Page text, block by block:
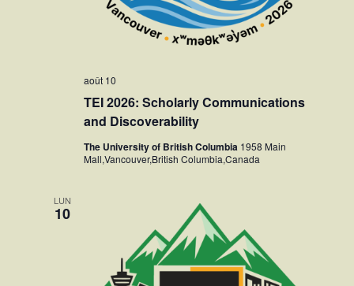
TEI 2026: Scholarly Communications
and Discoverability
août 10
The University of British Columbia 1958 Main
Mall,Vancouver,British Columbia,Canada
LUN
10